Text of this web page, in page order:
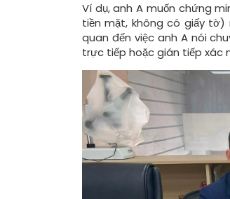
Ví dụ, anh A muốn chứng
tiền mặt, không có giấy
quan đến việc anh A nói
trực tiếp hoặc gián tiếp xác